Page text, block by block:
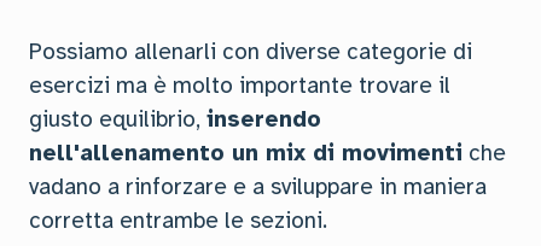
Possiamo allenarli con diverse categorie di
esercizi ma è molto importante trovare il
giusto equilibrio, inserendo
nell'allenamento un mix di movimenti che
vadano a rinforzare e a sviluppare in maniera
corretta entrambe le sezioni.